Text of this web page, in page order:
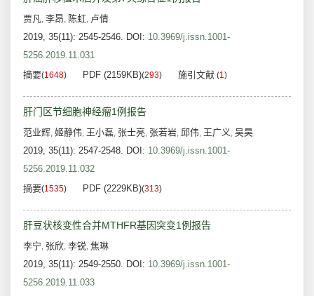
贾凡, 李昂, 陈虹, 卢倩
2019, 35(11): 2545-2546. DOI: 10.3969/j.issn.1001-
5256.2019.11.031
摘要(1648) PDF (2159KB)(293) 施引文献 (1)
肝门区节细胞神经瘤1例报告
范业辉, 姬静伟, 王小磊, 张士亮, 张若岩, 邱伟, 王广义, 吴昊
2019, 35(11): 2547-2548. DOI: 10.3969/j.issn.1001-
5256.2019.11.032
摘要(1535) PDF (2229KB)(313)
肝豆状核变性合并MTHFR基因突变1例报告
李宁, 张欣, 李锐, 焦琳
2019, 35(11): 2549-2550. DOI: 10.3969/j.issn.1001-
5256.2019.11.033